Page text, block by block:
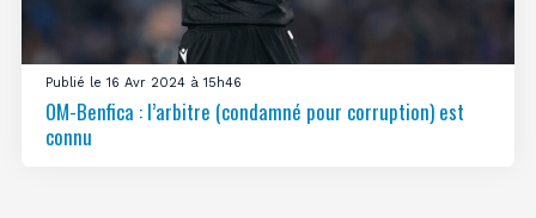
Publié le 16 Avr 2024 à 15h46
OM-Benfica : l’arbitre (condamné pour corruption) est
connu